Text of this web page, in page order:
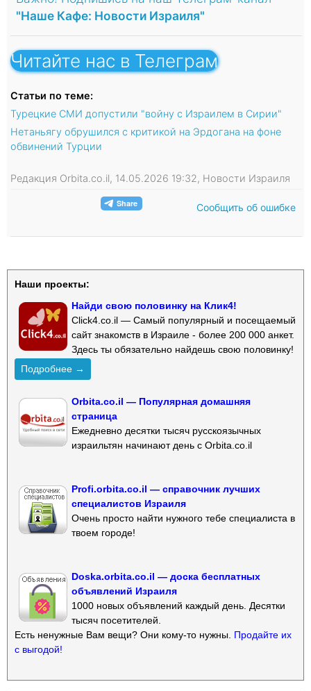
"Наше Кафе: Новости Израиля"
Читайте нас в Телеграм
Статьи по теме:
Турецкие СМИ допустили "войну с Израилем в Сирии"
Нетаньягу обрушился с критикой на Эрдогана на фоне
обвинений Турции
Редакция Orbita.co.il, 14.05.2026 19:32, Новости Израиля
Сообщить об ошибке
Наши проекты:
Найди свою половинку на Клик4!
Click4.co.il — Самый популярный и посещаемый
сайт знакомств в Израиле - более 200 000 анкет.
Здесь ты обязательно найдешь свою половинку!
Подробнее →
Orbita.co.il — Популярная домашняя
страница
Ежедневно десятки тысяч русскоязычных
израильтян начинают день с Orbita.co.il
Profi.orbita.co.il — справочник лучших
специалистов Израиля
Очень просто найти нужного тебе специалиста в
твоем городе!
Doska.orbita.co.il — доска бесплатных
объявлений Израиля
1000 новых объявлений каждый день. Десятки
тысяч посетителей.
Есть ненужные Вам вещи? Они кому-то нужны. Продайте их
с выгодой!